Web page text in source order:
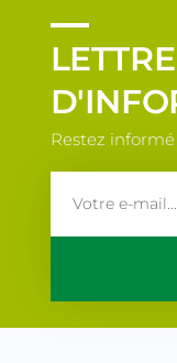
LETTRE
Restez